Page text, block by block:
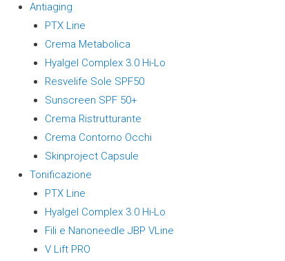
Antiaging
PTX Line
Crema Metabolica
Hyalgel Complex 3.0 Hi-Lo
Resvelife Sole SPF50
Sunscreen SPF 50+
Crema Ristrutturante
Crema Contorno Occhi
Skinproject Capsule
Tonificazione
PTX Line
Hyalgel Complex 3.0 Hi-Lo
Fili e Nanoneedle JBP VLine
V Lift PRO